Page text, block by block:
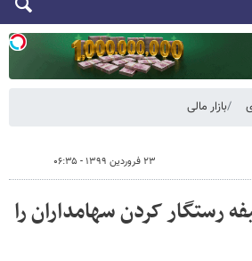
بازار مالی
۲۳ فروردین ۱۳۹۹ - ۰۶:۳۵
رستگار کردن سهامداران را